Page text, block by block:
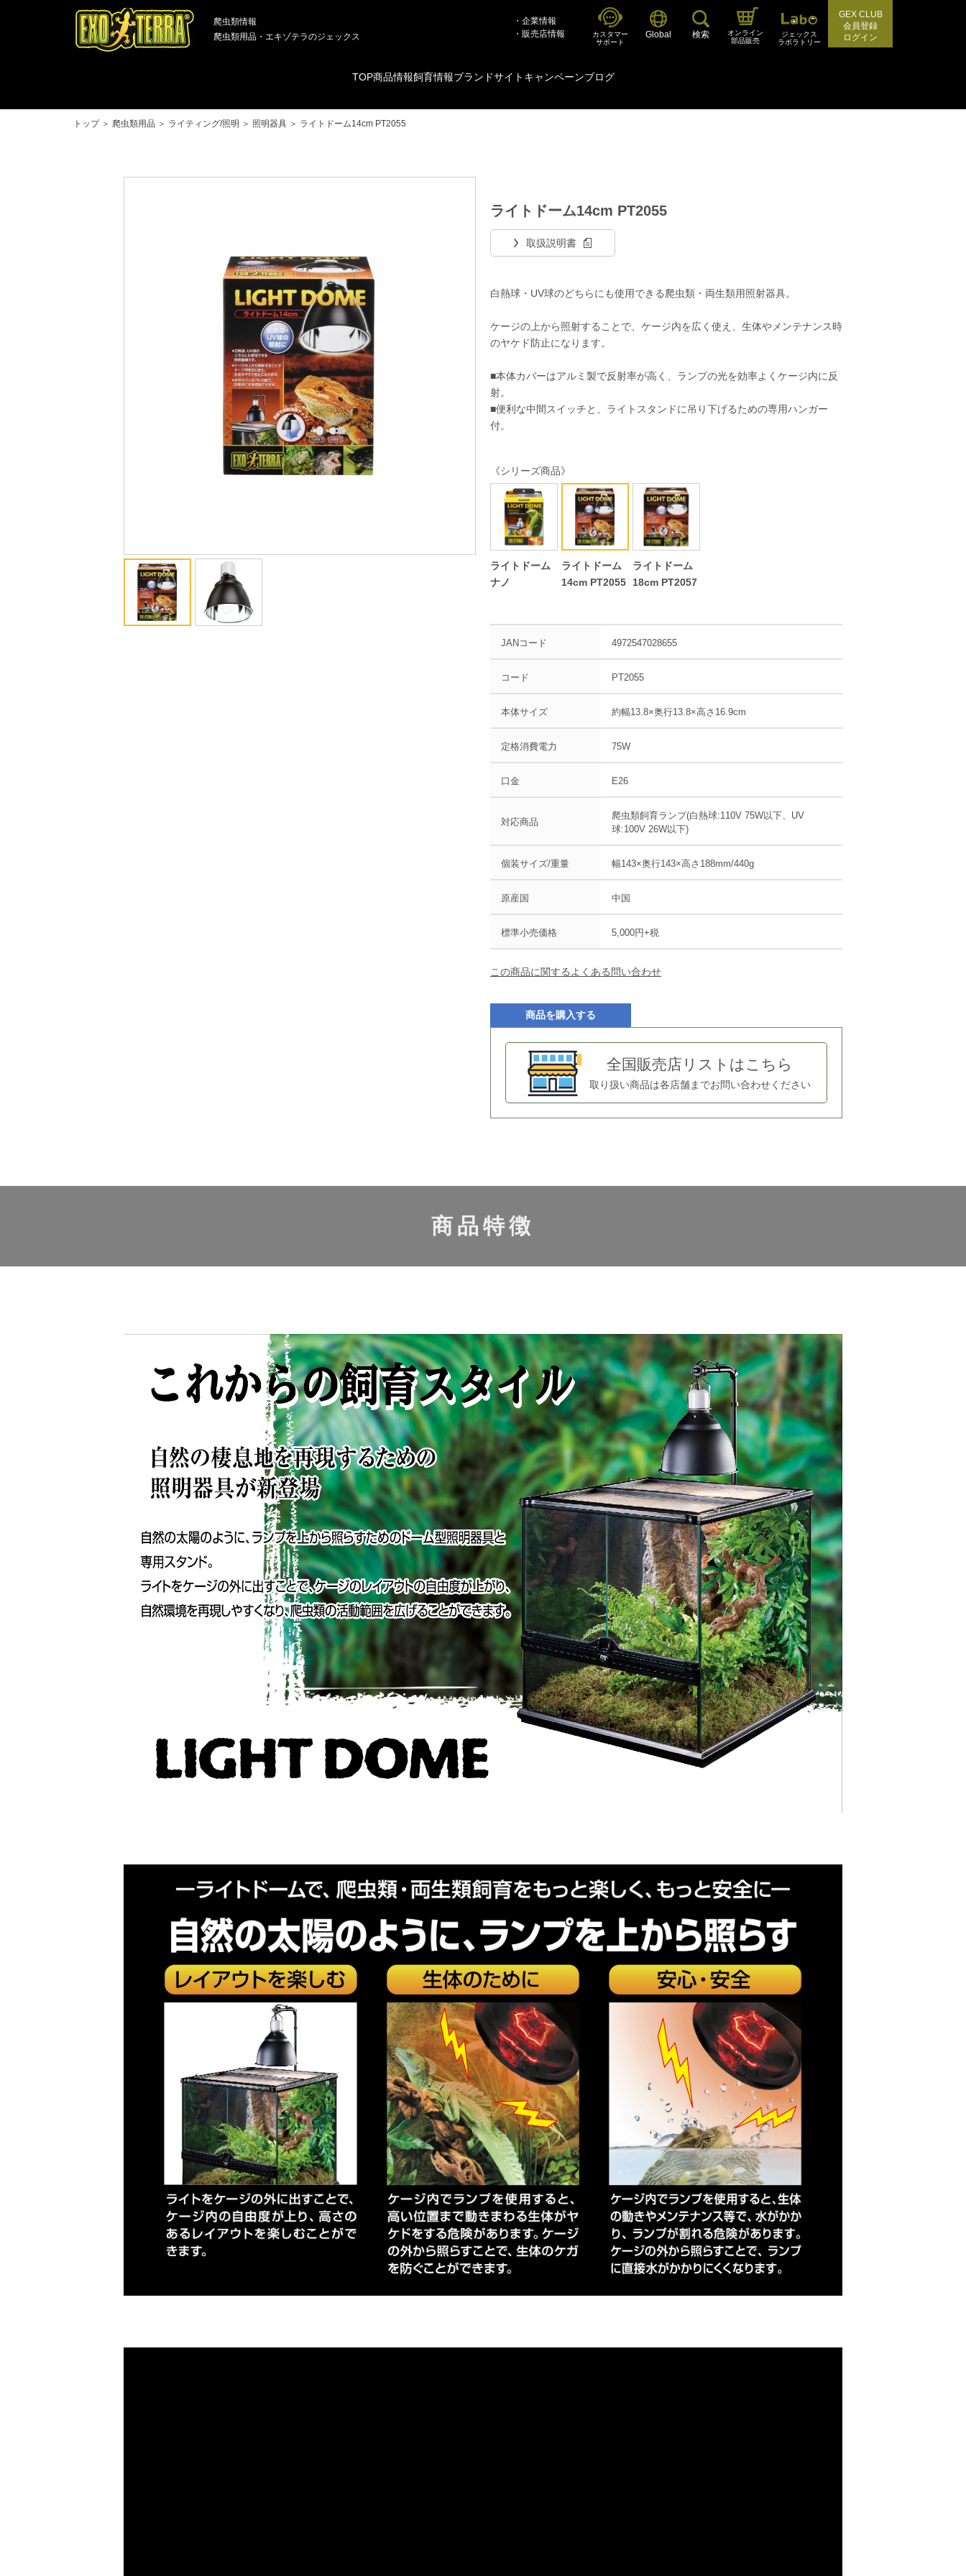
爬虫類情報
爬虫類用品・エキゾテラのジェックス
カスタマー
サポート
Global 検索
オンライン
部品販売
ジェックス
ラボラトリー
TOP商品情報飼育情報ブランドサイト キャンペーンブログ
企業情報
販売店情報
GEX CLUB
会員登録
ログイン
トップ＞ 爬虫類用品 ＞ ライティング/照明 ＞ 照明器具 ＞ ライトドーム14cm PT2055
ライトドーム14cm PT2055
取扱説明書
白熱球・UV球のどちらにも使用できる爬虫類・両生類用照射器具。
ケージの上から照射することで、ケージ内を広く使え、生体やメンテナンス時
のヤケド防止になります。
■本体カバーはアルミ製で反射率が高く、ランプの光を効率よくケージ内に反
射。
■便利な中間スイッチと、ライトスタンドに吊り下げるための専用ハンガー
付。
《シリーズ商品》
ライトドーム
ナノ
ライトドーム
14cm PT2055
ライトドーム
18cm PT2057
JANコード 4972547028655
コード PT2055
本体サイズ 約幅13.8×奥行13.8×高さ16.9cm
定格消費電力 75W
口金 E26
対応商品
爬虫類飼育ランプ(白熱球:110V 75W以下、UV
球:100V 26W以下)
個装サイズ/重量 幅143×奥行143×高さ188mm/440g
原産国 中国
標準小売価格 5,000円+税
この商品に関するよくある問い合わせ
商品を購入する
全国販売店リストはこちら
取り扱い商品は各店舗までお問い合わせください
商品特徴